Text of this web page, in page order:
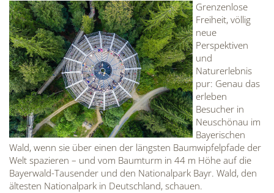
Grenzenlose
Freiheit, völlig
neue
Perspektiven
und
Naturerlebnis
pur: Genau das
erleben
Besucher in
Neuschönau im
Bayerischen
Wald, wenn sie über einen der längsten Baumwipfelpfade der
Welt spazieren – und vom Baumturm in 44 m Höhe auf die
Bayerwald-Tausender und den Nationalpark Bayr. Wald, den
ältesten Nationalpark in Deutschland, schauen.